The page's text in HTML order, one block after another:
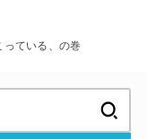
ている、の巻